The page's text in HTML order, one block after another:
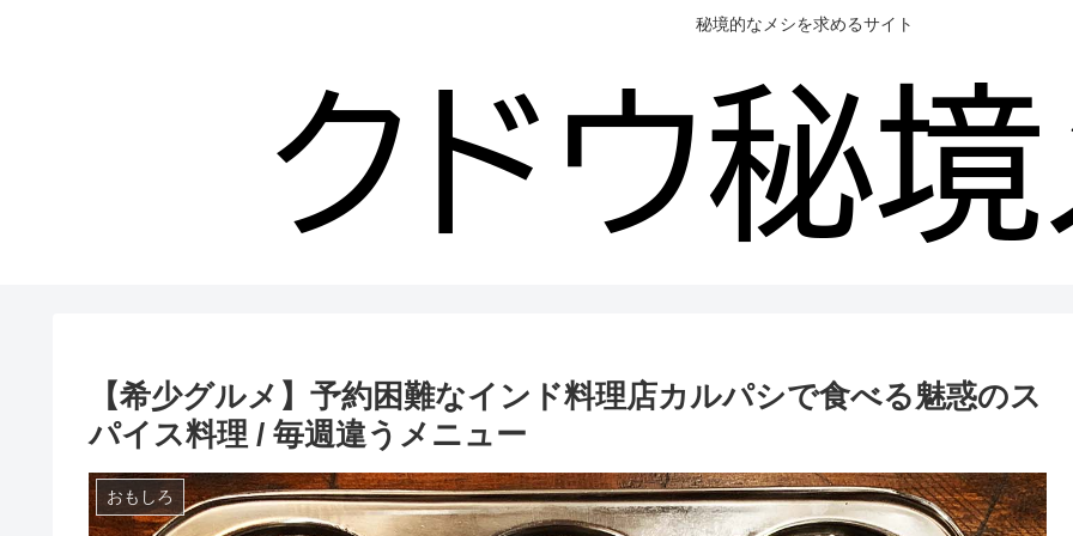
秘境的なメシを求めるサイト
【希少グルメ】予約困難なインド料理店カルパシで食べる魅惑のス
パイス料理 / 毎週違うメニュー
おもしろ